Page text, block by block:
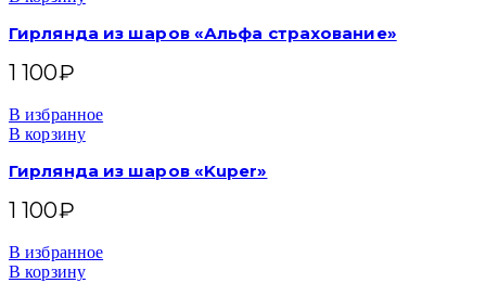
Гирлянда из шаров «Альфа страхование»
1 100₽
В избранное
В корзину
Гирлянда из шаров «Kuper»
1 100₽
В избранное
В корзину